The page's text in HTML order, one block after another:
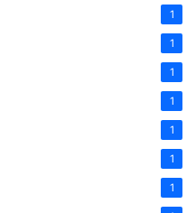
1
1
1
1
1
1
1